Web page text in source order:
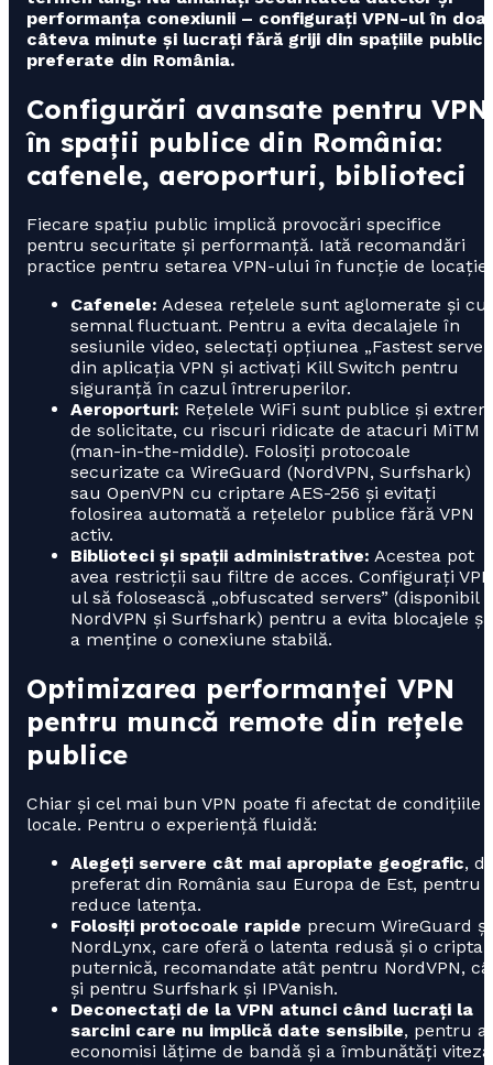
performanța conexiunii – configurați VPN-ul în doar
câteva minute și lucrați fără griji din spațiile publice
preferate din România.
Configurări avansate pentru VPN
în spații publice din România:
cafenele, aeroporturi, biblioteci
Fiecare spațiu public implică provocări specifice
pentru securitate și performanță. Iată recomandări
practice pentru setarea VPN-ului în funcție de locație:
Cafenele: Adesea rețelele sunt aglomerate și cu
semnal fluctuant. Pentru a evita decalajele în
sesiunile video, selectați opțiunea „Fastest
din aplicația VPN și activați Kill Switch pentru
siguranță în cazul întreruperilor.
Aeroporturi: Rețelele WiFi sunt publice și
de solicitate, cu riscuri ridicate de atacuri MiTM
(man-in-the-middle). Folosiți protocoale
securizate ca WireGuard (NordVPN, Surfshark)
sau OpenVPN cu criptare AES-256 și evitați
folosirea automată a rețelelor publice fără VPN
activ.
Biblioteci și spații administrative: Acestea pot
avea restricții sau filtre de acces. Configurați
ul să folosească „obfuscated servers” (disponibil
NordVPN și Surfshark) pentru a evita blocajele și
a menține o conexiune stabilă.
Optimizarea performanței VPN
pentru muncă remote din rețele
publice
Chiar și cel mai bun VPN poate fi afectat de condițiile
locale. Pentru o experiență fluidă:
Alegeți servere cât mai apropiate geografic,
preferat din România sau Europa de Est, pentru
reduce latența.
Folosiți protocoale rapide precum WireGuard și
NordLynx, care oferă o latenta redusă și o
puternică, recomandate atât pentru NordVPN,
și pentru Surfshark și IPVanish.
Deconectați de la VPN atunci când lucrați la
sarcini care nu implică date sensibile, pentru a
economisi lățime de bandă și a îmbunătăți viteza